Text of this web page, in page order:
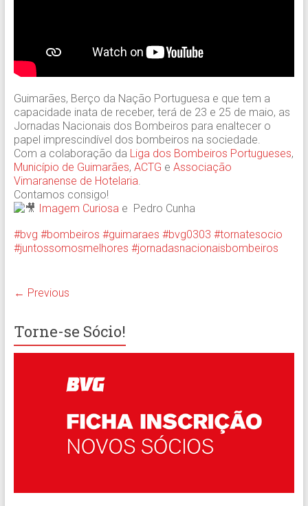
Guimarães, Berço da Nação Portuguesa e que tem a
capacidade inata de receber, terá de 23 e 25 de maio, as
Jornadas Nacionais dos Bombeiros para enaltecer o
papel imprescindível dos bombeiros na sociedade.
Com a colaboração da Liga dos Bombeiros Portugueses,
Município de Guimarães, ACTG e Associação
Vimaranense de Hotelaria.
Contamos consigo!
Imagem Curiosae Pedro Cunha
#bvg #bombeiros #guimaraes #bvg0303 #tornatesocio
#juntossomosmelhores #jornadasnacionaisbombeiros
← Previous
Torne-se Sócio!